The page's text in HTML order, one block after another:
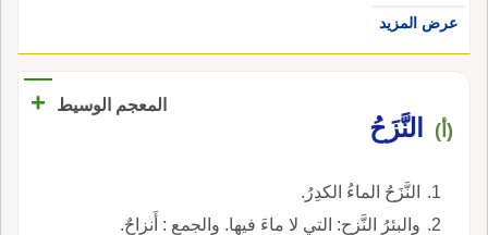
عرض المزيد
المعجم الوسيط +
(أ) النَّزَحُ
النَّزَحُ الماءُ الكدِرُ.
والبئرُ النَّزح: التي لا ماءَ فيها. والجمع : أَنزاحٌ.